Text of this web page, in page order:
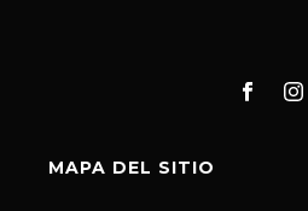
MAPA DEL SITIO